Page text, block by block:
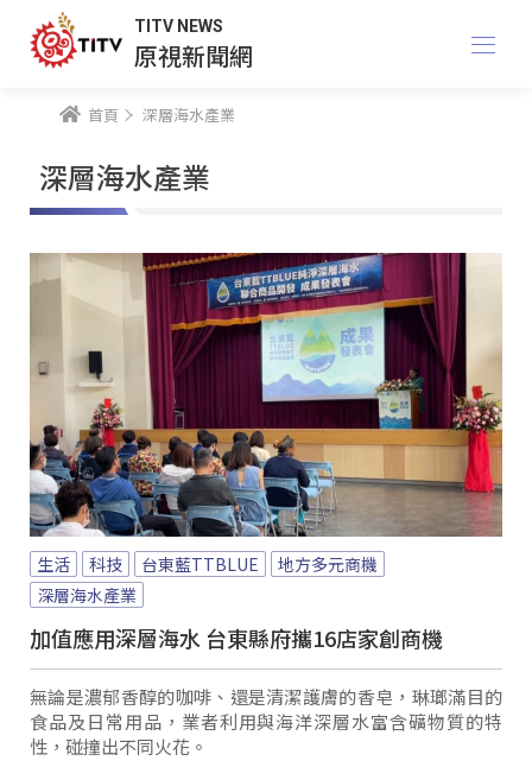
TITV NEWS
原視新聞網
首頁 深層海水產業
深層海水產業
生活 科技 台東藍TTBLUE
地方多元商機
深層海水產業
加值應用深層海水 台東縣府攜16店家創商機
無論是濃郁香醇的咖啡、還是清潔護膚的香皂，琳瑯滿目的
食品及日常用品，業者利用與海洋深層水富含礦物質的特
性，碰撞出不同火花。